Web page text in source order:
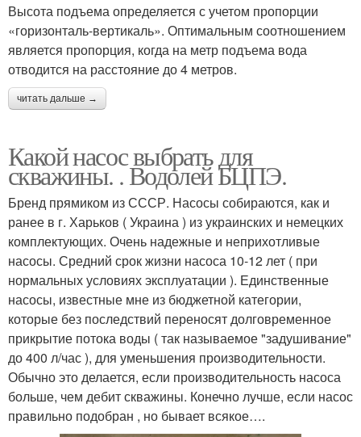
Высота подъема определяется с учетом пропорции
«горизонталь-вертикаль». Оптимальным соотношением
является пропорция, когда на метр подъема вода
отводится на расстояние до 4 метров.
читать дальше →
Какой насос выбрать для
скважины. . Водолей БЦПЭ.
Бренд прямиком из СССР. Насосы собираются, как и
ранее в г. Харьков ( Украина ) из украинских и немецких
комплектующих. Очень надежные и неприхотливые
насосы. Средний срок жизни насоса 10-12 лет ( при
нормальных условиях эксплуатации ). Единственные
насосы, известные мне из бюджетной категории,
которые без последствий переносят долговременное
прикрытие потока воды ( так называемое "задушивание"
до 400 л/час ), для уменьшения производительности.
Обычно это делается, если производительность насоса
больше, чем дебит скважины. Конечно лучше, если насос
правильно подобран , но бывает всякое….